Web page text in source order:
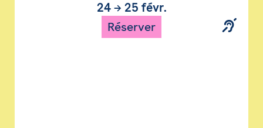
24→ 25 févr.
Réserver